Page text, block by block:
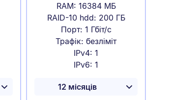
RAM: 16384 МБ
RAID-10 hdd: 200 ГБ
Порт: 1 Гбіт/с
Трафік: безліміт
IPv4: 1
IPv6: 1